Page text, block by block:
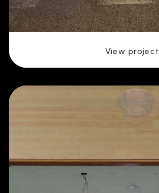
View project